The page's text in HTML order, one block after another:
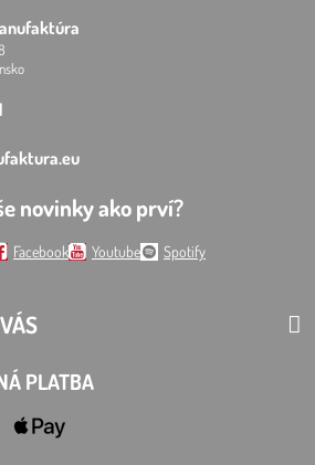
novinky ako prví?
Facebook Youtube Spotify
PLATBA